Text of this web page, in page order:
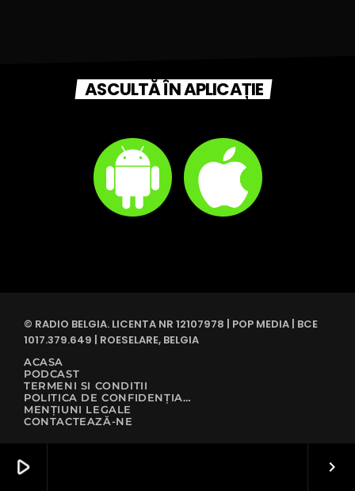
play_arrow keyboard_arrow_right
ASCULTĂ ÎN APLICAȚIE
© RADIO BELGIA. LICENTA NR 12107978 | POP MEDIA | BCE
1017.379.649 | ROESELARE, BELGIA
ACASA
PODCAST
TERMENI SI CONDITII
POLITICA DE CONFIDENȚIALITATE
MENȚIUNI LEGALE
CONTACTEAZĂ-NE